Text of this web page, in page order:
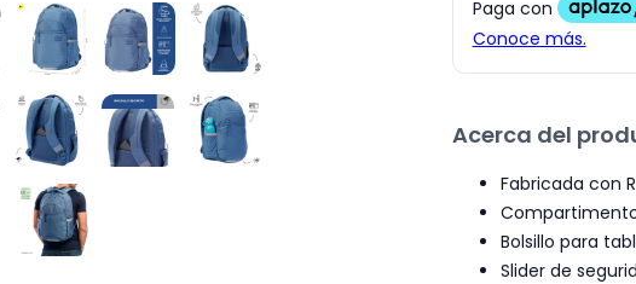
Acerca del
Fabricada con
Bolsillo para
Slider de